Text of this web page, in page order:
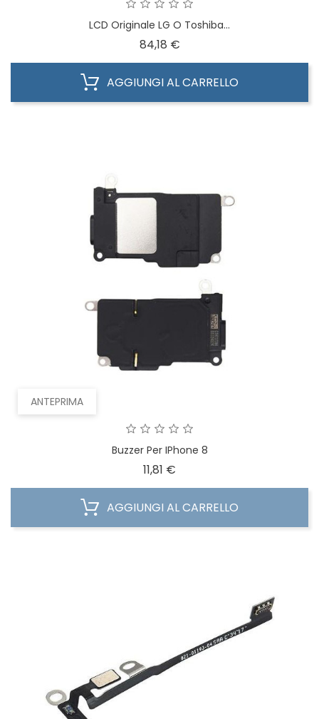
LCD Originale LG O Toshiba...
84,18 €Prezzo
AGGIUNGI AL CARRELLO
ANTEPRIMA
Buzzer Per IPhone 8
11,81 €
AGGIUNGI AL CARRELLO